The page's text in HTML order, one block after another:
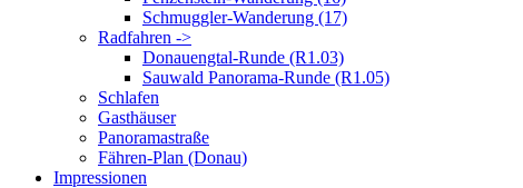
Schmuggler-Wanderung (17)
Radfahren ->
Donauengtal-Runde (R1.03)
Sauwald Panorama-Runde (R1.05)
Schlafen
Gasthäuser
Panoramastraße
Fähren-Plan (Donau)
Impressionen